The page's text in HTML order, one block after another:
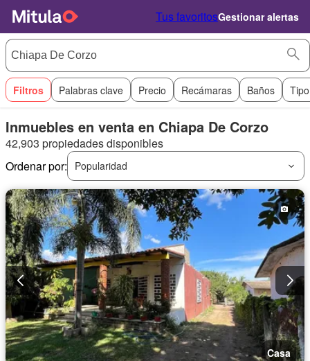
Tus favoritosGestionar alertas
Filtros Palabras clave Precio Recámaras Baños
Inmuebles en venta en Chiapa De Corzo
42,903 propiedades disponibles
Ordenar por:
Popularidad
Casa